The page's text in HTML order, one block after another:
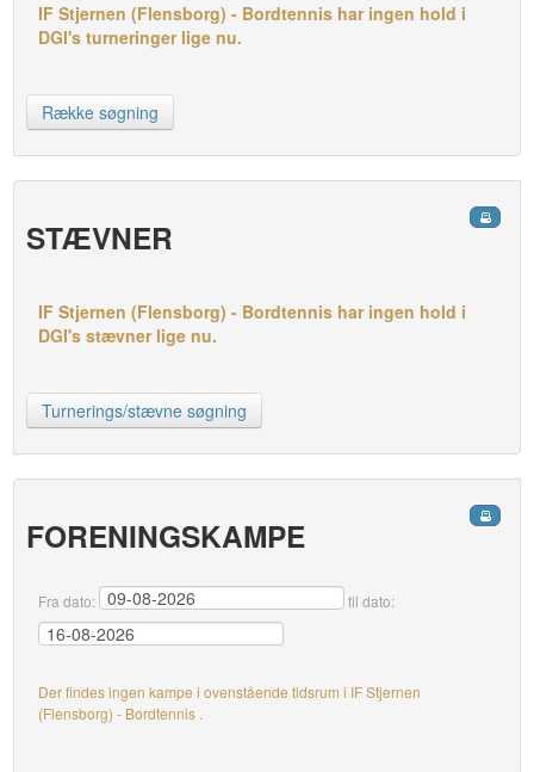
IF Stjernen (Flensborg) - Bordtennis har ingen hold i
DGI's turneringer lige nu.
Række søgning
STÆVNER
IF Stjernen (Flensborg) - Bordtennis har ingen hold i
DGI's stævner lige nu.
Turnerings/stævne søgning
FORENINGSKAMPE
Fra dato: til dato:
Der findes ingen kampe i ovenstående tidsrum i IF Stjernen
(Flensborg) - Bordtennis .